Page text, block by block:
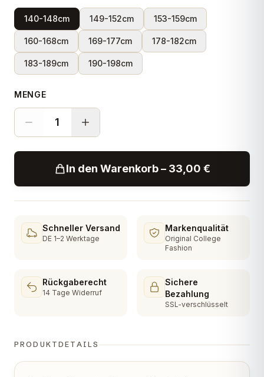
140-148cm 149-152cm 153-159cm
160-168cm 169-177cm 178-182cm
183-189cm 190-198cm
MENGE
1
In den Warenkorb – 33,00 €
Schneller Versand
DE 1–2 Werktage
Markenqualität
Original College
Fashion
Rückgaberecht
14 Tage Widerruf
Sichere
Bezahlung
SSL-verschlüsselt
PRODUKTDETAILS